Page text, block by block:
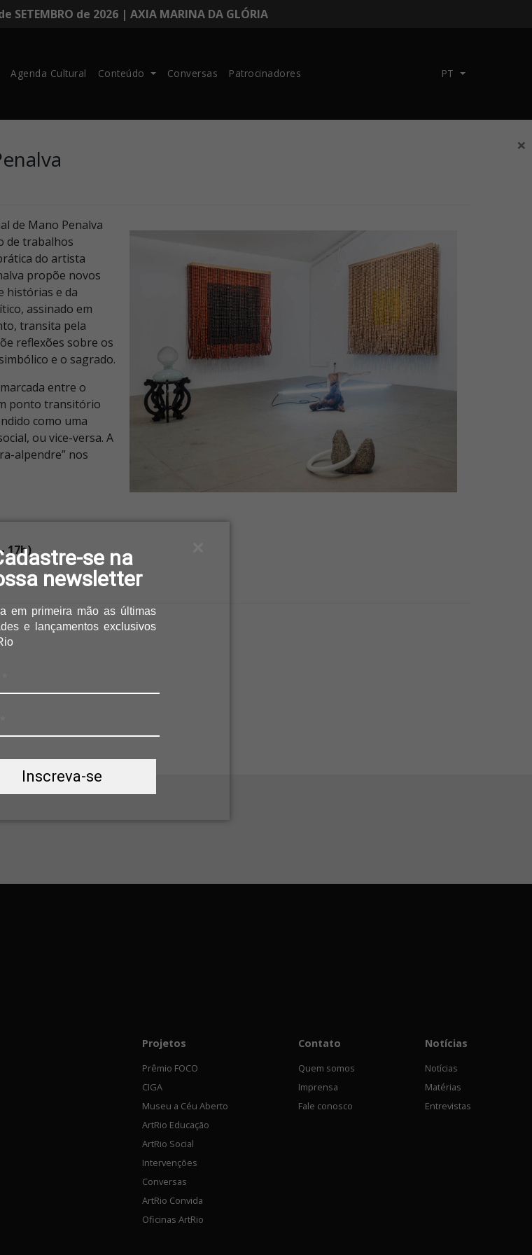
se na
newsletter
em primeira mão as últimas
e lançamentos exclusivos
Inscreva-se
SETEMBRO de 2026 | AXIA MARINA DA GLÓRIA
Agenda Cultural Conteúdo Conversas Patrocinadores PT
×
de Mano Penalva
de trabalhos
do artista
propõe novos
histórias e da
assinado em
transita pela
reflexões sobre os
e o sagrado.
entre o
ponto transitório
como uma
ou vice-versa. A
alpendre” nos
17h)
Projetos
Prêmio FOCO
CIGA
Museu a Céu Aberto
ArtRio Educação
ArtRio Social
Intervenções
Conversas
ArtRio Convida
Oficinas ArtRio
Contato
Quem somos
Imprensa
Fale conosco
Notícias
Notícias
Matérias
Entrevistas